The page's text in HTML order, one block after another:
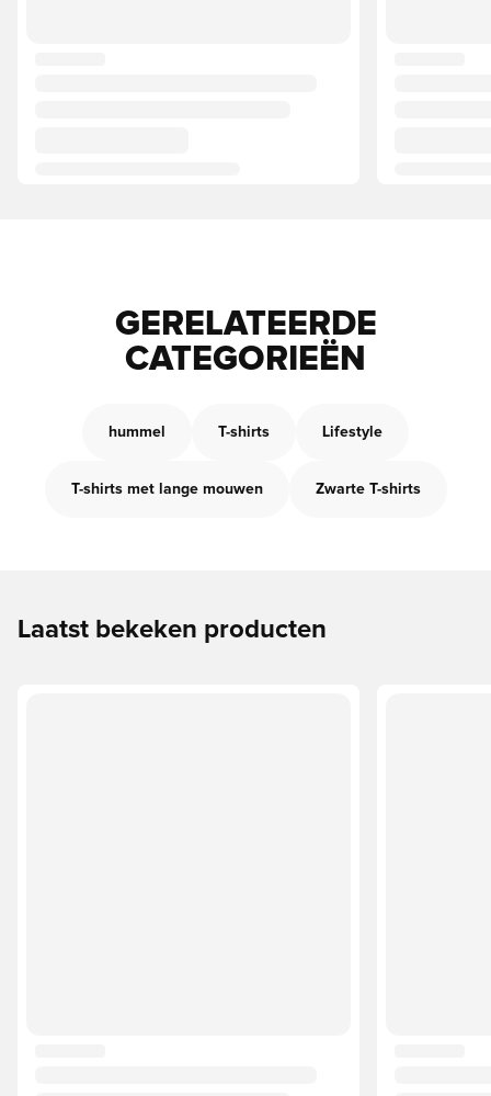
GERELATEERDE
CATEGORIEËN
hummel T-shirts Lifestyle
T-shirts met lange mouwen Zwarte T-shirts
Laatst bekeken producten